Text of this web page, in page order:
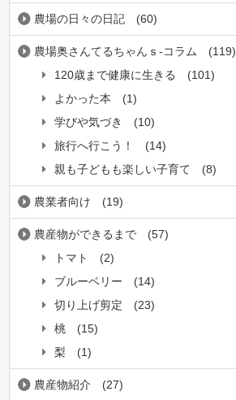
農場の日々の日記 (60)
農場奥さんてるちゃんｓ-コラム
(119)
120歳まで健康に生きる
(101)
よかった本
(1)
学びや気づき
(10)
旅行へ行こう！
(14)
親も子どもも楽しい子育て
(8)
農業者向け (19)
農産物ができるまで
(57)
トマト
(2)
ブルーベリー
(14)
切り上げ剪定
(23)
桃
(15)
梨
(1)
農産物紹介 (27)